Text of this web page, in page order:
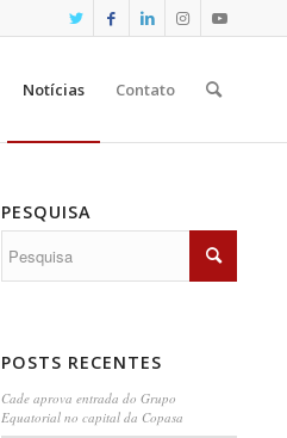
Notícias Contato
PESQUISA
POSTS RECENTES
Cade aprova entrada do Grupo
Equatorial no capital da Copasa